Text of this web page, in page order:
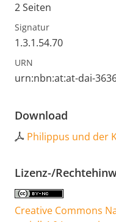
2 Seiten
Signatur
1.3.1.54.70
URN
urn:nbn:at:at-dai-
Download
Philippus und der
Lizenz-/
Creative Commons